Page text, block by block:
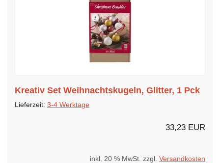
Kreativ Set Weihnachtskugeln, Glitter, 1 Pck
Lieferzeit: 3-4 Werktage
33,23 EUR
inkl. 20 % MwSt. zzgl. Versandkosten